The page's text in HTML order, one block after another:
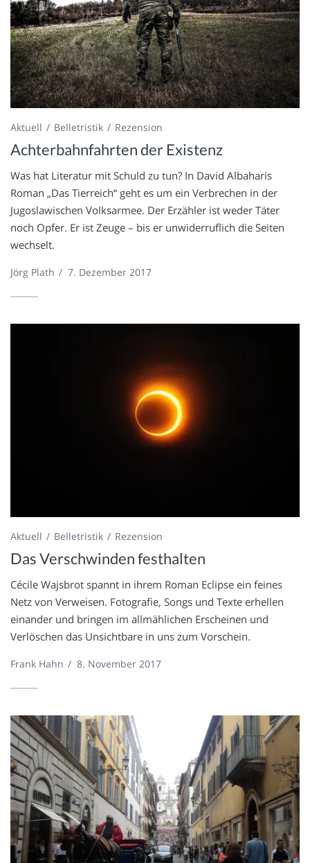
Aktuell Belletristik Rezension
Achterbahnfahrten der Existenz
Was hat Literatur mit Schuld zu tun? In David Albaharis
Roman „Das Tierreich“ geht es um ein Verbrechen in der
Jugoslawischen Volksarmee. Der Erzähler ist weder Täter
noch Opfer. Er ist Zeuge – bis er unwiderruflich die Seiten
wechselt.
Jörg Plath / 7. Dezember 2017
Aktuell Belletristik Rezension
Das Verschwinden festhalten
Cécile Wajsbrot spannt in ihrem Roman Eclipse ein feines
Netz von Verweisen. Fotografie, Songs und Texte erhellen
einander und bringen im allmählichen Erscheinen und
Verlöschen das Unsichtbare in uns zum Vorschein.
Frank Hahn / 8. November 2017